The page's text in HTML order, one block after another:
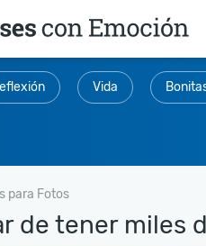
Vida
para Fotos
de tener miles